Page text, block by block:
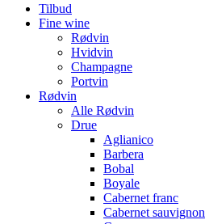
Tilbud
Fine wine
Rødvin
Hvidvin
Champagne
Portvin
Rødvin
Alle Rødvin
Drue
Aglianico
Barbera
Bobal
Boyale
Cabernet franc
Cabernet sauvignon